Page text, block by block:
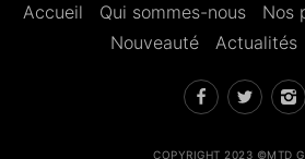
Accueil Qui sommes-nous Nos
Nouveauté
Actualités
COPYRIGHT 2023 ©MTD